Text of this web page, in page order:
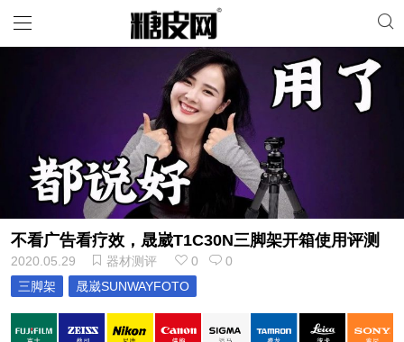
不看广告看疗效，晟崴T1C30N三脚架开箱使用评测
2020.05.29 器材测评 0
0
三脚架
晟崴SUNWAYFOTO